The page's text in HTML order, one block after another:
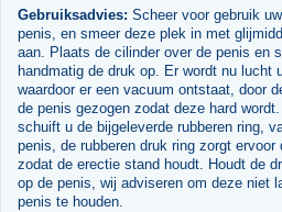
Gebruiksadvies: Scheer voor gebruik
penis, en smeer deze plek in met
aan. Plaats de cilinder over de penis en
handmatig de druk op. Er wordt nu lucht
waardoor er een vacuum ontstaat, door
de penis gezogen zodat deze hard
schuift u de bijgeleverde rubberen ring,
penis, de rubberen druk ring zorgt
zodat de erectie stand houdt. Houdt de
op de penis, wij adviseren om deze niet
penis te houden.